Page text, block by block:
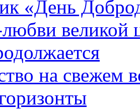
«День
великой
на свежем